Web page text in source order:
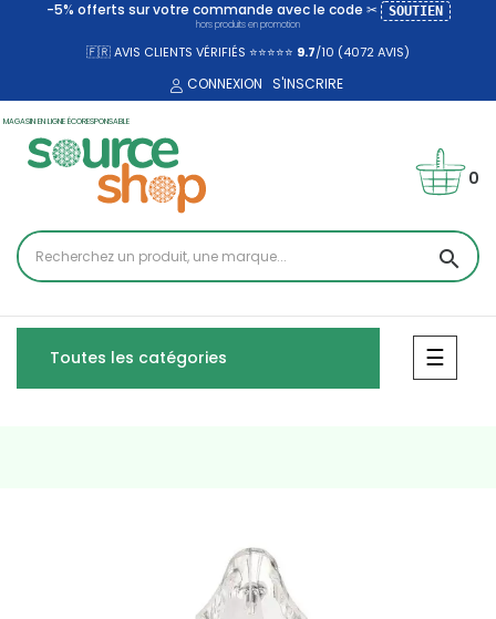
-5% offerts sur votre commande avec le code ✂ SOUTIEN
hors produits en promotion
🇫🇷 AVIS CLIENTS VÉRIFIÉS ⭐⭐⭐⭐⭐ 9.7/10 (4072AVIS)
CONNEXION S'INSCRIRE
MAGASIN EN LIGNE ÉCORESPONSABLE
search
0
Toutes les catégories ☰